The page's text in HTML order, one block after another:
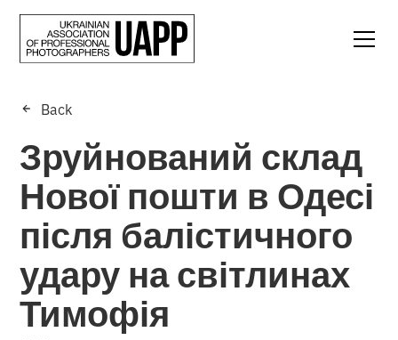
Back
Зруйнований склад
Нової пошти в Одесі
після балістичного
удару на світлинах
Тимофія